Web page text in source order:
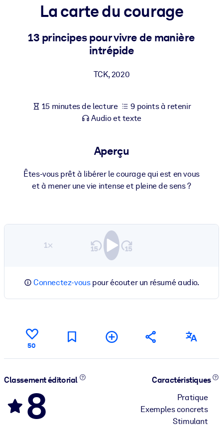
PAR SYSTÈME
Pour LMS/LXP
LMS/LXP pour de meilleurs résultats d'apprentissage.
Enrichissez votre bibliothèque d'entreprise avec des
commerciales fiables et prêtes à l'emploi.
Alimentez vos systèmes d'IA avec des connaissances fiables et
La carte du courage
13 principes pour vivre de manière
intrépide
TCK,2020
15 minutes de lecture
9 points à retenir
Audio et texte
Aperçu
Êtes-vous prêt à libérer le courage qui est en vous
et à mener une vie intense et pleine de sens ?
1×
Connectez-vouspour écouter un résumé audio.
50
Classement éditorial
8
Caractéristiques
Pratique
Exemples concrets
Stimulant